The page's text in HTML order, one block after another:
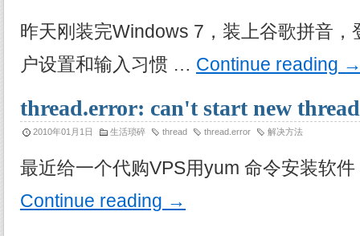
昨天刚装完Windows 7，装上谷歌拼音，
户设置和输入习惯 … Continue reading
thread.error: can't start new
2010年01月1日 生活琐碎 thread thread.error 解决方法
最近给一个代购VPS用yum 命令安装软
Continue reading →